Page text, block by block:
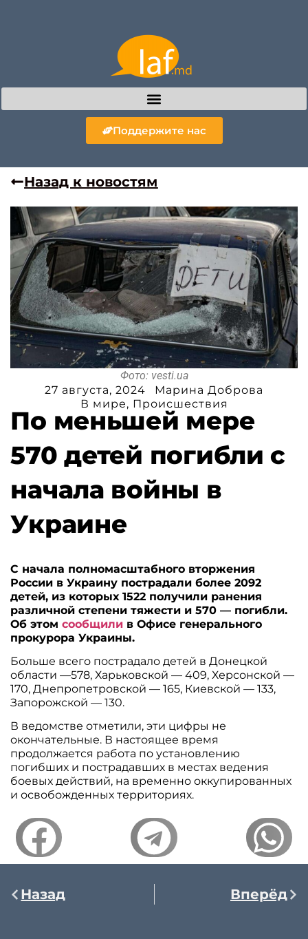
Поддержите нас
Назад к новостям
Фото: vesti.ua
27 августа, 2024
Марина Доброва
В мире, Происшествия
По меньшей мере
570 детей погибли с
начала войны в
Украине
С начала полномасштабного вторжения
России в Украину пострадали более 2092
детей, из которых 1522 получили ранения
различной степени тяжести и 570 — погибли.
Об этомсообщили в Офисе генерального
прокурора Украины.
Больше всего пострадало детей в Донецкой
области —578, Харьковской — 409, Херсонской —
170, Днепропетровской — 165, Киевской — 133,
Запорожской — 130.
В ведомстве отметили, эти цифры не
окончательные. В настоящее время
продолжается работа по установлению
погибших и пострадавших в местах ведения
боевых действий, на временно оккупированных
и освобожденных территориях.
Назад Вперёд